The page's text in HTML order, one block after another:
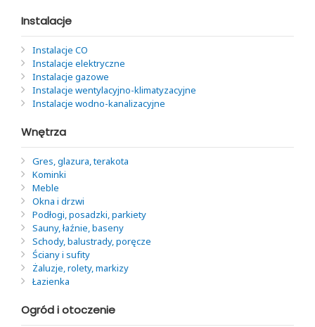
Instalacje
Instalacje CO
Instalacje elektryczne
Instalacje gazowe
Instalacje wentylacyjno-klimatyzacyjne
Instalacje wodno-kanalizacyjne
Wnętrza
Gres, glazura, terakota
Kominki
Meble
Okna i drzwi
Podłogi, posadzki, parkiety
Sauny, łaźnie, baseny
Schody, balustrady, poręcze
Ściany i sufity
Żaluzje, rolety, markizy
Łazienka
Ogród i otoczenie